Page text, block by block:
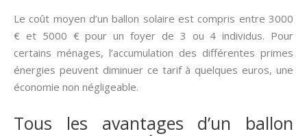
Le coût moyen d’un ballon solaire est compris entre 3000
€ et 5000 € pour un foyer de 3 ou 4 individus. Pour
certains ménages, l’accumulation des différentes primes
énergies peuvent diminuer ce tarif à quelques euros, une
économie non négligeable.
Tous les avantages d’un ballon